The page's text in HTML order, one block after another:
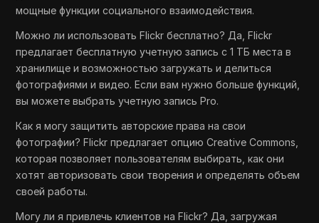
мощные функции социального взаимодействия.
Можно ли использовать Flickr бесплатно? Да, Flickr
предлагает бесплатную учетную запись с 1 ТБ места в
хранилище и возможностью загружать и делиться
фотографиями и видео. Если вам нужно больше функций,
вы можете выбрать учетную запись Pro.
Как я могу защитить авторские права на свои
фотографии? Flickr предлагает опцию Creative Commons,
которая позволяет пользователям выбирать, как они
хотят авторизовать свои творения и определять объем
своей работы.
Могу ли я привлечь клиентов на Flickr? Да, загружая